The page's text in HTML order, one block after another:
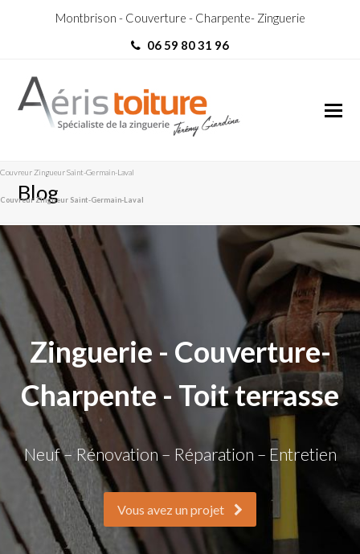
Montbrison - Couverture - Charpente- Zinguerie
06 59 80 31 96
Blog
Couvreur Zingueur Saint-Germain-Laval
Couvreur Zingueur Saint-Germain-Laval
Zinguerie - Couverture-
Charpente - Toit terrasse
Neuf – Rénovation – Réparation – Entretien
Vous avez un projet